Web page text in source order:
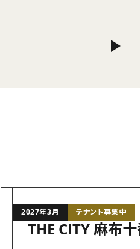
2027年3月 テナント募集中
THE CITY 麻布